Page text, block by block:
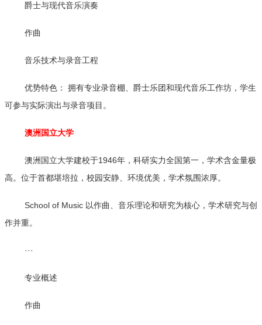
爵士与现代音乐演奏
作曲
音乐技术与录音工程
优势特色： 拥有专业录音棚、爵士乐团和现代音乐工作坊，学生
可参与实际演出与录音项目。
澳洲国立大学
澳洲国立大学建校于1946年，科研实力全国第一，学术含金量极
高。位于首都堪培拉，校园安静、环境优美，学术氛围浓厚。
School of Music 以作曲、音乐理论和研究为核心，学术研究与创
作并重。
···
专业概述
作曲